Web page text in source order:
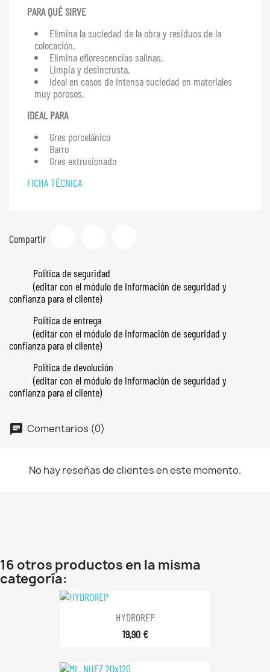
PARA QUÉ SIRVE
Elimina la suciedad de la obra y residuos de la
colocación.
Elimina eflorescencias salinas.
Limpia y desincrusta.
Ideal en casos de intensa suciedad en materiales
muy porosos.
IDEAL PARA
Gres porcelánico
Barro
Gres extrusionado
FICHA TÉCNICA
Compartir
Política de seguridad
(editar con el módulo de Información de seguridad y
confianza para el cliente)
Política de entrega
(editar con el módulo de Información de seguridad y
confianza para el cliente)
Política de devolución
(editar con el módulo de Información de seguridad y
confianza para el cliente)
Comentarios (0)
No hay reseñas de clientes en este momento.
16 otros productos en la misma
categoría:
HYDROREP
19,90 €